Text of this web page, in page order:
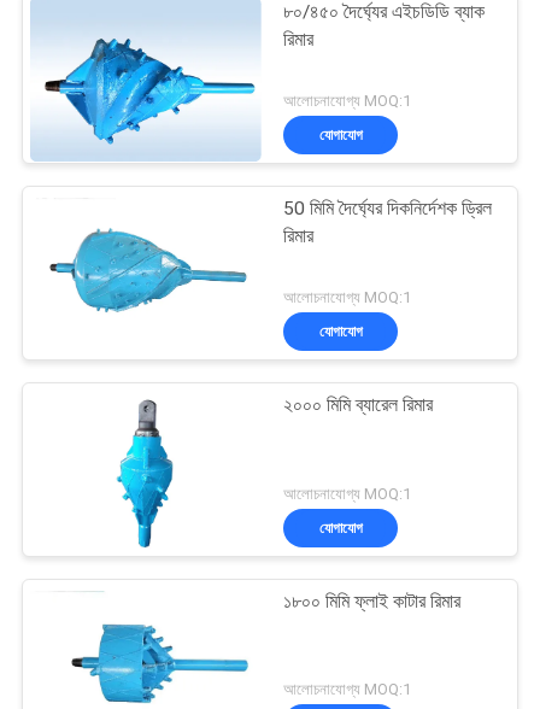
৮০/৪৫০ দৈর্ঘ্যের এইচডিডি ব্যাক
রিমার
আলোচনাযোগ্য MOQ:1
যোগাযোগ
50 মিমি দৈর্ঘ্যের দিকনির্দেশক ড্রিল
রিমার
আলোচনাযোগ্য MOQ:1
যোগাযোগ
২০০০ মিমি ব্যারেল রিমার
আলোচনাযোগ্য MOQ:1
যোগাযোগ
১৮০০ মিমি ফ্লাই কাটার রিমার
আলোচনাযোগ্য MOQ:1